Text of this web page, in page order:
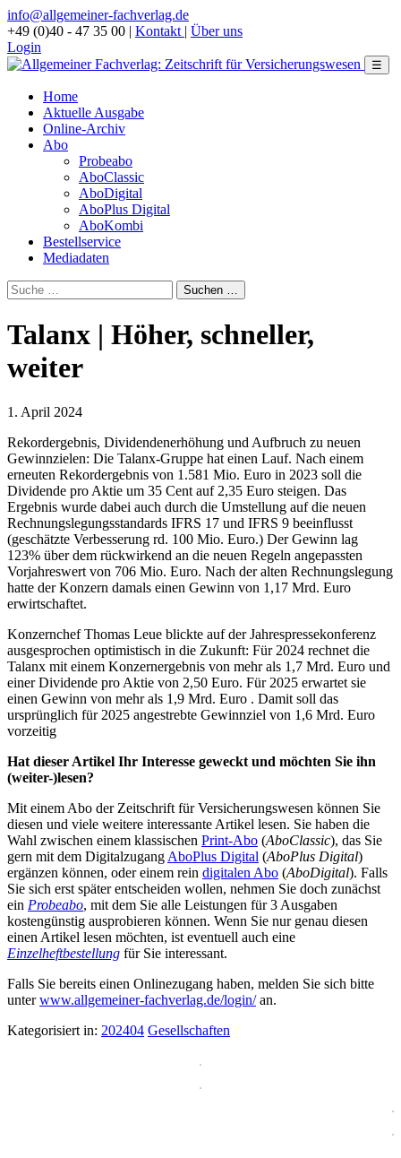
info@allgemeiner-fachverlag.de
+49 (0)40 - 47 35 00 | Kontakt | Über uns
Login
☰
Home
Aktuelle Ausgabe
Online-Archiv
Abo
Probeabo
AboClassic
AboDigital
AboPlus Digital
AboKombi
Bestellservice
Mediadaten
Talanx | Höher, schneller,
weiter
1. April 2024
Rekordergebnis, Dividendenerhöhung und Aufbruch zu neuen
Gewinnzielen: Die Talanx-Gruppe hat einen Lauf. Nach einem
erneuten Rekordergebnis von 1.581 Mio. Euro in 2023 soll die
Dividende pro Aktie um 35 Cent auf 2,35 Euro steigen. Das
Ergebnis wurde dabei auch durch die Umstellung auf die neuen
Rechnungslegungsstandards IFRS 17 und IFRS 9 beeinflusst
(geschätzte Verbesserung rd. 100 Mio. Euro.) Der Gewinn lag
123% über dem rückwirkend an die neuen Regeln angepassten
Vorjahreswert von 706 Mio. Euro. Nach der alten Rechnungslegung
hatte der Konzern damals einen Gewinn von 1,17 Mrd. Euro
erwirtschaftet.
Konzernchef Thomas Leue blickte auf der Jahrespressekonferenz
ausgesprochen optimistisch in die Zukunft: Für 2024 rechnet die
Talanx mit einem Konzernergebnis von mehr als 1,7 Mrd. Euro und
einer Dividende pro Aktie von 2,50 Euro. Für 2025 erwartet sie
einen Gewinn von mehr als 1,9 Mrd. Euro . Damit soll das
ursprünglich für 2025 angestrebte Gewinnziel von 1,6 Mrd. Euro
vorzeitig
Hat dieser Artikel Ihr Interesse geweckt und möchten Sie ihn
(weiter-)lesen?
Mit einem Abo der Zeitschrift für Versicherungswesen können Sie
diesen und viele weitere interessante Artikel lesen. Sie haben die
Wahl zwischen einem klassischen Print-Abo (AboClassic), das Sie
gern mit dem Digitalzugang AboPlus Digital (AboPlus Digital)
ergänzen können, oder einem rein digitalen Abo (AboDigital). Falls
Sie sich erst später entscheiden wollen, nehmen Sie doch zunächst
ein Probeabo, mit dem Sie alle Leistungen für 3 Ausgaben
kostengünstig ausprobieren können. Wenn Sie nur genau diesen
einen Artikel lesen möchten, ist eventuell auch eine
Einzelheftbestellung für Sie interessant.
Falls Sie bereits einen Onlinezugang haben, melden Sie sich bitte
unterwww.allgemeiner-fachverlag.de/login/an.
Kategorisiert in: 202404 Gesellschaften